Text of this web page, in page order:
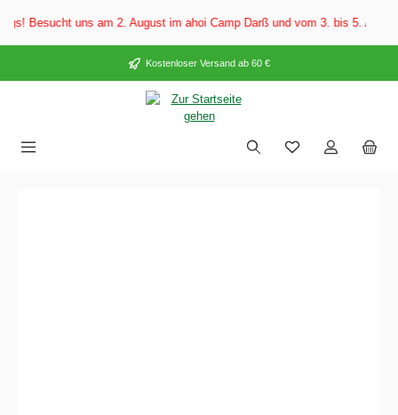
springen
uns am 2. August im ahoi Camp Darß und vom 3. bis 5. August auf
Kostenloser Versand ab 60 €